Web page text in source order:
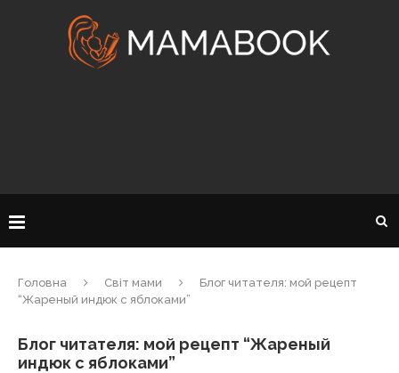
Головна Світ мами
Блог читателя: мой рецепт
“Жареный индюк с яблоками”
Блог читателя: мой рецепт “Жареный
индюк с яблоками”